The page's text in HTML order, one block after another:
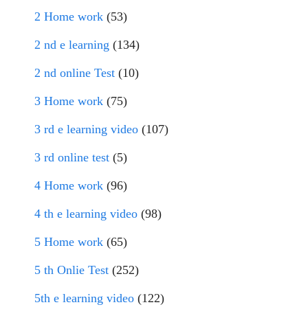
2 Home work (53)
2 nd e learning (134)
2 nd online Test (10)
3 Home work (75)
3 rd e learning video (107)
3 rd online test (5)
4 Home work (96)
4 th e learning video (98)
5 Home work (65)
5 th Onlie Test (252)
5th e learning video (122)